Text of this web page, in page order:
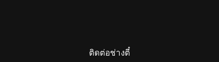
ติดต่อช่างตี๋